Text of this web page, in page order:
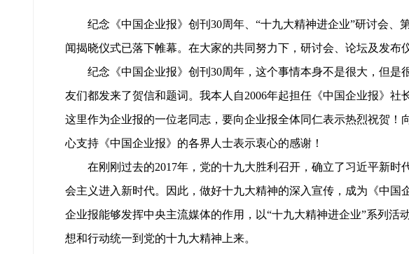
纪念《中国企业报》创刊30周年、“十九大精神进企业”研讨会、
闻揭晓仪式已落下帷幕。在大家的共同努力下，研讨会、论坛及发布
纪念《中国企业报》创刊30周年，这个事情本身不是很大，但是
友们都发来了贺信和题词。我本人自2006年起担任《中国企业报》
这里作为企业报的一位老同志，要向企业报全体同仁表示热烈祝贺！
心支持《中国企业报》的各界人士表示衷心的感谢！
在刚刚过去的2017年，党的十九大胜利召开，确立了习近平新时
会主义进入新时代。因此，做好十九大精神的深入宣传，成为《中国
企业报能够发挥中央主流媒体的作用，以“十九大精神进企业”系列活
想和行动统一到党的十九大精神上来。